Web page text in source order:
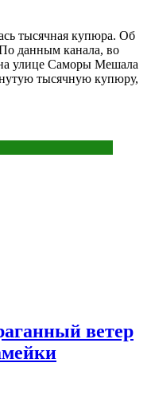
тысячная купюра. Об
данным канала, во
улице Саморы Мешала
тысячную купюру,
ветер